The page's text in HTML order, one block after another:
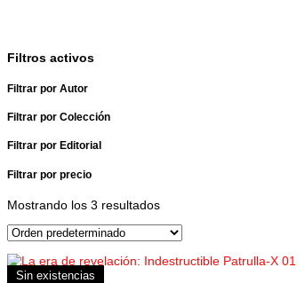
Filtros activos
Filtrar por Autor
Filtrar por Colección
Filtrar por Editorial
Filtrar por precio
Mostrando los 3 resultados
Sin existencias